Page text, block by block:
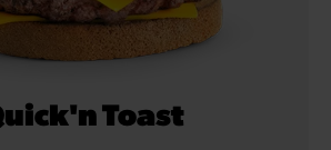
Toast